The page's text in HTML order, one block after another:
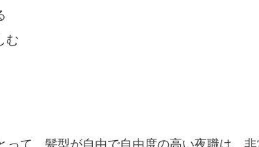
む
って、髪型が自由で自由度の高い夜職は、